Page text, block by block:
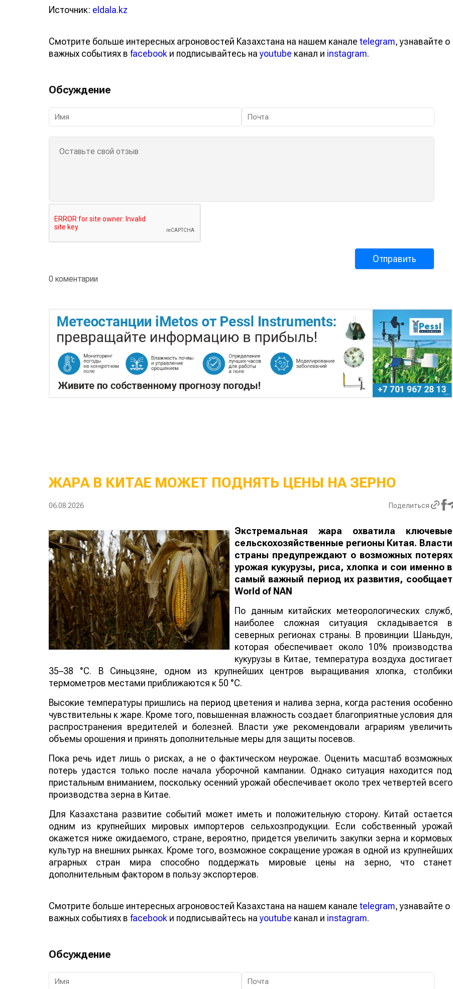
Источник: eldala.kz
Смотрите больше интересных агроновостей Казахстана на нашем канале telegram, узнавайте о
важных событиях в facebook и подписывайтесь наyoutube канал и instagram.
Обсуждение
0 коментарии
ЖАРА В КИТАЕ МОЖЕТ ПОДНЯТЬ ЦЕНЫ НА ЗЕРНО
06.08.2026 Поделиться
Экстремальная жара охватила ключевые
сельскохозяйственные регионы Китая. Власти
страны предупреждают о возможных потерях
урожая кукурузы, риса, хлопка и сои именно в
самый важный период их развития, сообщает
World of NAN
По данным китайских метеорологических служб,
наиболее сложная ситуация складывается в
северных регионах страны. В провинции Шаньдун,
которая обеспечивает около 10% производства
кукурузы в Китае, температура воздуха достигает
35–38 °C. В Синьцзяне, одном из крупнейших центров выращивания хлопка, столбики
термометров местами приближаются к 50 °C.
Высокие температуры пришлись на период цветения и налива зерна, когда растения особенно
чувствительны к жаре. Кроме того, повышенная влажность создает благоприятные условия для
распространения вредителей и болезней. Власти уже рекомендовали аграриям увеличить
объемы орошения и принять дополнительные меры для защиты посевов.
Пока речь идет лишь о рисках, а не о фактическом неурожае. Оценить масштаб возможных
потерь удастся только после начала уборочной кампании. Однако ситуация находится под
пристальным вниманием, поскольку осенний урожай обеспечивает около трех четвертей всего
производства зерна в Китае.
Для Казахстана развитие событий может иметь и положительную сторону. Китай остается
одним из крупнейших мировых импортеров сельхозпродукции. Если собственный урожай
окажется ниже ожидаемого, стране, вероятно, придется увеличить закупки зерна и кормовых
культур на внешних рынках. Кроме того, возможное сокращение урожая в одной из крупнейших
аграрных стран мира способно поддержать мировые цены на зерно, что станет
дополнительным фактором в пользу экспортеров.
Смотрите больше интересных агроновостей Казахстана на нашем канале telegram, узнавайте о
важных событиях в facebook и подписывайтесь наyoutube канал и instagram.
Обсуждение